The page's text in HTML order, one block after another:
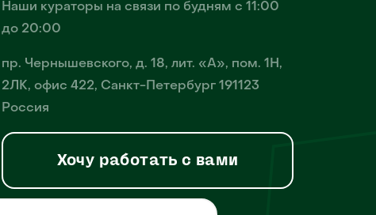
Наши кураторы на связи по будням с 11:00
до 20:00
пр. Чернышевского, д. 18, лит. «А», пом. 1Н,
2ЛК, офис 422, Санкт-Петербург 191123
Россия
Хочу работать с вами